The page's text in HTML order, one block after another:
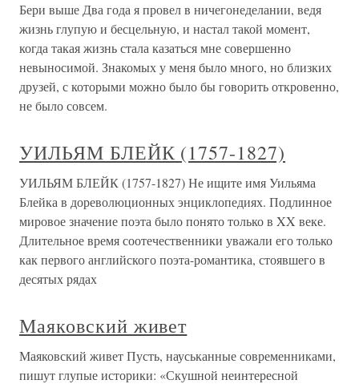
Бери выше Два года я провел в ничегонеделании, ведя
жизнь глупую и бесцельную, и настал такой момент,
когда такая жизнь стала казаться мне совершенно
невыносимой. Знакомых у меня было много, но близких
друзей, с которыми можно было бы говорить откровенно,
не было совсем.
УИЛЬЯМ БЛЕЙК (1757-1827)
УИЛЬЯМ БЛЕЙК (1757-1827) Не ищите имя Уильяма
Блейка в дореволюционных энциклопедиях. Подлинное
мировое значение поэта было понято только в XX веке.
Длительное время соотечественники уважали его только
как первого английского поэта-романтика, стоявшего в
десятых рядах
Маяковский живет
Маяковский живет Пусть, науськанные современниками,
пишут глупые историки: «Скушной неинтересной